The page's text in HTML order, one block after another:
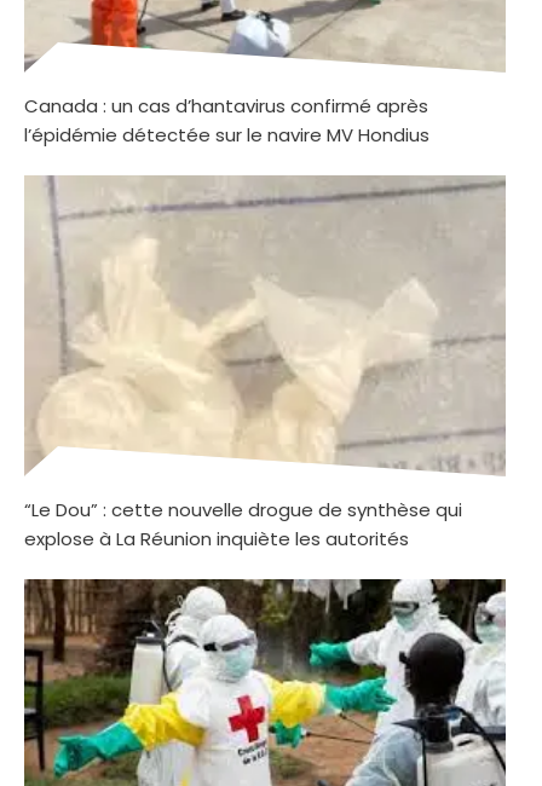
Canada : un cas d’hantavirus confirmé après
l’épidémie détectée sur le navire MV Hondius
“Le Dou” : cette nouvelle drogue de synthèse qui
explose à La Réunion inquiète les autorités